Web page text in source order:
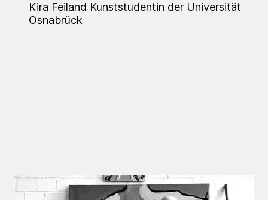
Kira Feiland Kunststudentin der Universität
Osnabrück